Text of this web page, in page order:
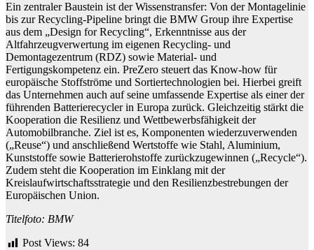
Ein zentraler Baustein ist der Wissenstransfer: Von der Montagelinie
bis zur Recycling-Pipeline bringt die BMW Group ihre Expertise
aus dem „Design for Recycling“, Erkenntnisse aus der
Altfahrzeugverwertung im eigenen Recycling- und
Demontagezentrum (RDZ) sowie Material- und
Fertigungskompetenz ein. PreZero steuert das Know-how für
europäische Stoffströme und Sortiertechnologien bei. Hierbei greift
das Unternehmen auch auf seine umfassende Expertise als einer der
führenden Batterierecycler in Europa zurück. Gleichzeitig stärkt die
Kooperation die Resilienz und Wettbewerbsfähigkeit der
Automobilbranche. Ziel ist es, Komponenten wiederzuverwenden
(„Reuse“) und anschließend Wertstoffe wie Stahl, Aluminium,
Kunststoffe sowie Batterierohstoffe zurückzugewinnen („Recycle“).
Zudem steht die Kooperation im Einklang mit der
Kreislaufwirtschaftsstrategie und den Resilienzbestrebungen der
Europäischen Union.
Titelfoto: BMW
Post Views: 84